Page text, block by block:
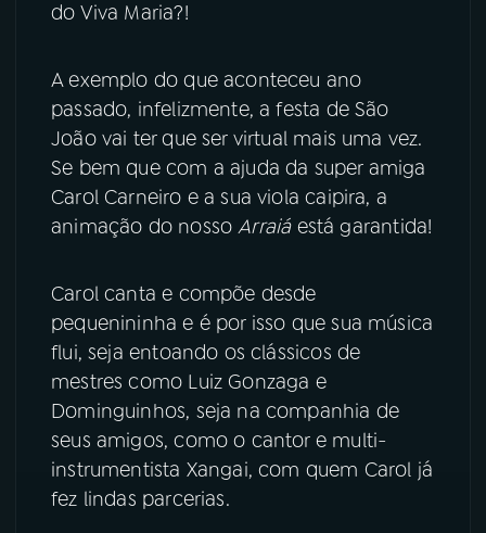
Instagram
TikTok
do Viva Maria?!
A exemplo do que aconteceu ano
passado, infelizmente, a festa de São
João vai ter que ser virtual mais uma vez.
Se bem que com a ajuda da super amiga
Carol Carneiro e a sua viola caipira, a
animação do nossoArraiáestá garantida!
Carol canta e compõe desde
pequenininha e é por isso que sua música
flui, seja entoando os clássicos de
mestres como Luiz Gonzaga e
Dominguinhos, seja na companhia de
seus amigos, como o cantor e multi-
instrumentista Xangai, com quem Carol já
fez lindas parcerias.